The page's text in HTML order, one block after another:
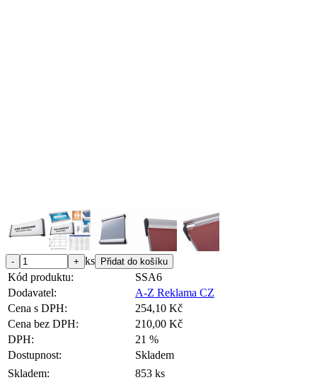
ks
Kód produktu:
SSA6
Dodavatel:
A-Z Reklama CZ
Cena s DPH:
254,10 Kč
Cena bez DPH:
210,00 Kč
DPH:
21 %
Dostupnost:
Skladem
Skladem:
853 ks